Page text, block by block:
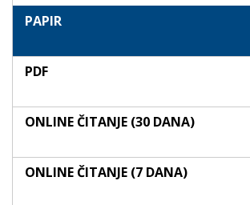
PAPIR
PDF
ONLINE ČITANJE (30 DANA)
ONLINE ČITANJE (7 DANA)